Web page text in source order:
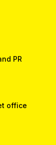
PR
office